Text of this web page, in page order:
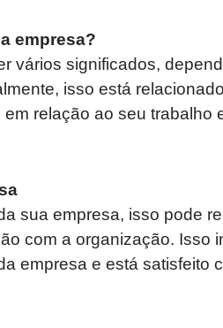
empresa?
vários significados,
isso está
relação ao seu trabalho
sua empresa, isso pode
com a organização. Isso
empresa e está satisfeito